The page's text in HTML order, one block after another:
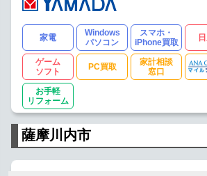
家電
Windows
パソコン
スマホ・
iPhone買取
ゲーム
ソフト
PC買取
家計相談
窓口
お手軽
リフォーム
薩摩川内市